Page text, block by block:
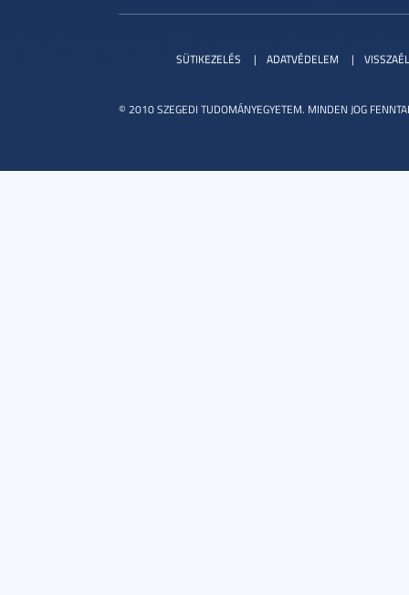
© 2010 SZEGEDI TUDOMÁNYEGYETEM. MINDEN JOG
SÜTIKEZELÉS ADATVÉDELEM